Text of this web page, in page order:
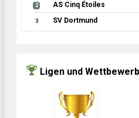
2 AS Cinq Étoiles
3 SV Dortmund
Ligen und